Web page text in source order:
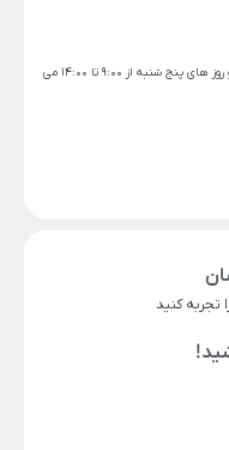
ساعت کاری شنبه تا چهار شنبه 9:00 تا 17:00 و روز های پنج شنبه از 9:00 تا 14:00 می
تجربه کنید